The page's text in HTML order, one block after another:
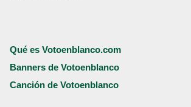
Qué es Votoenblanco.com
Banners de Votoenblanco
Canción de Votoenblanco